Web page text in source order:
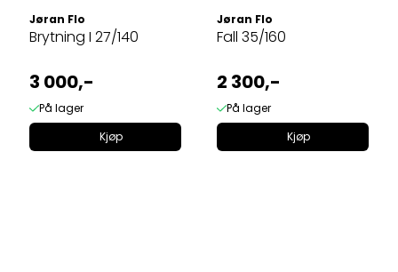
Jøran Flo
Brytning I 27/140
3 000,-
På lager
Kjøp
Jøran Flo
Fall 35/160
2 300,-
På lager
Kjøp